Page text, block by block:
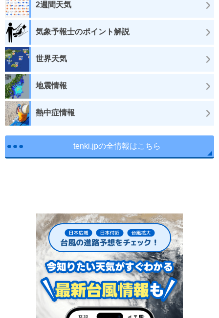
2週間天気
気象予報士のポイント解説
世界天気
地震情報
熱中症情報
tenki.jpの全情報はこちら